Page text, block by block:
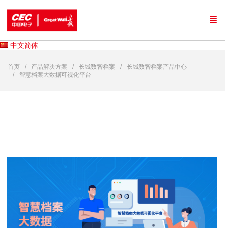
中文简体
首页 产品解决方案 长城数智档案
长城数智档案产品中心
智慧档案大数据可视化平台